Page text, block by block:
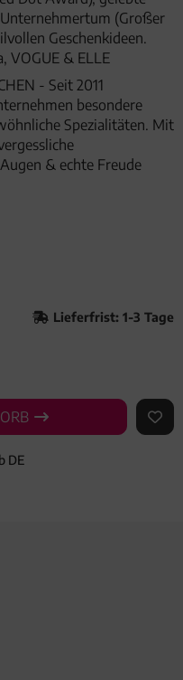
(Großer
Geschenkideen.
VOGUE & ELLE
- Seit 2011
besondere
Spezialitäten. Mit
& echte Freude
Lieferfrist: 1-3 Tage
AUF
DE